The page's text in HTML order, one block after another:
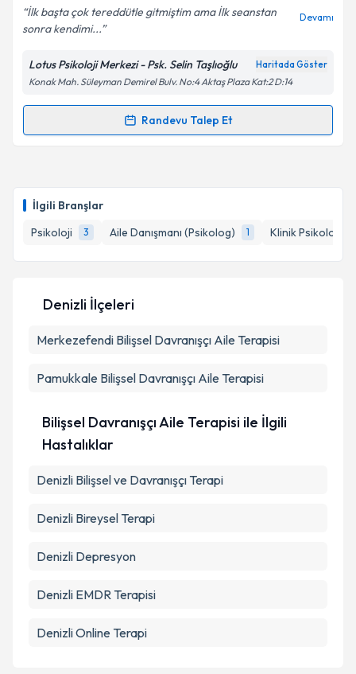
İlgili Branşlar
Psikoloji
3 Aile Danışmanı (Psikolog) 1 Klinik Psikolog
Kişisel verilerimin işlenmesine ilişkin
Aydınlatma
Metni'ni okudum ve kişisel verilerimin belirtilen
kapsamda işlenmesini kabul ediyorum.
İlk başta çok tereddütle gitmiştim ama İlk seanstan
sonra kendimi...
Devamı
Lotus Psikoloji Merkezi - Psk. Selin Taşlıoğlu Haritada Göster
Konak Mah. Süleyman Demirel Bulv. No:4 Aktaş Plaza Kat:2 D:14
Randevu Talep Et
Randevu Takvimi Talebi
takvim hazırlandığında e-posta ile bilgilendireceğiz.
E-posta Adresiniz
Metni'ni okudum ve kişisel verilerimin belirtilen
Denizli İlçeleri
Merkezefendi Bilişsel Davranışçı Aile Terapisi
Pamukkale Bilişsel Davranışçı Aile Terapisi
Bilişsel Davranışçı Aile Terapisi ile İlgili
Hastalıklar
Denizli Bilişsel ve Davranışçı Terapi
Denizli Bireysel Terapi
Denizli Depresyon
Denizli EMDR Terapisi
Denizli Online Terapi